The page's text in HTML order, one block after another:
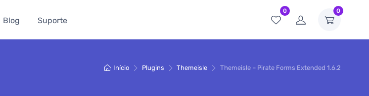
0 0
Blog Suporte
Início Plugins Themeisle Themeisle – Pirate Forms Extended 1.6.2